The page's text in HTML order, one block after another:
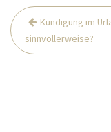
Beitrags-
Navigation
Kündigung im
sinnvollerweise?